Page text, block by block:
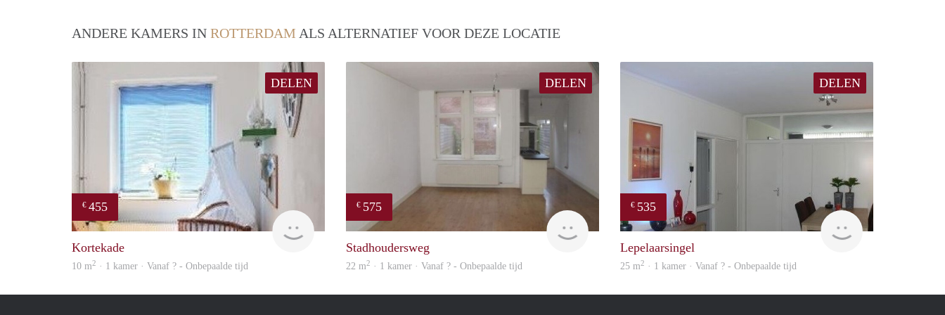
ANDERE KAMERS IN ROTTERDAM ALS ALTERNATIEF VOOR DEZE LOCATIE
DELEN
€ 455
Kortekade
10 m2 · 1 kamer · Vanaf ? - Onbepaalde tijd
DELEN
€ 575
Stadhoudersweg
22 m2 · 1 kamer · Vanaf ? - Onbepaalde tijd
DELEN
€ 535
finder
Lepelaarsingel
25 m2 · 1 kamer · Vanaf ? - Onbepaalde tijd